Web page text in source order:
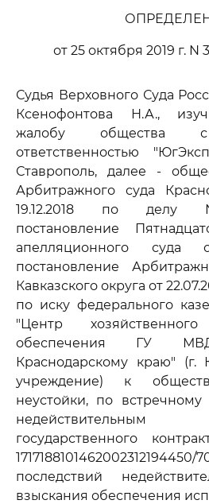
от 25 октября 2019 г. N
Судья Верховного Суда
Ксенофонтова Н.А.,
жалобу общества с
ответственностью
Ставрополь, далее -
Арбитражного суда
19.12.2018 по делу N
постановление
апелляционного суда
постановление
Кавказского округа от
по иску федерального
"Центр
обеспечения ГУ
Краснодарскому краю" (г.
учреждение) к
неустойки, по
государственного
последствий
взыскания обеспечения